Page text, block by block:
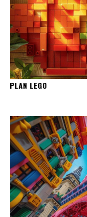
PLAN LEGO